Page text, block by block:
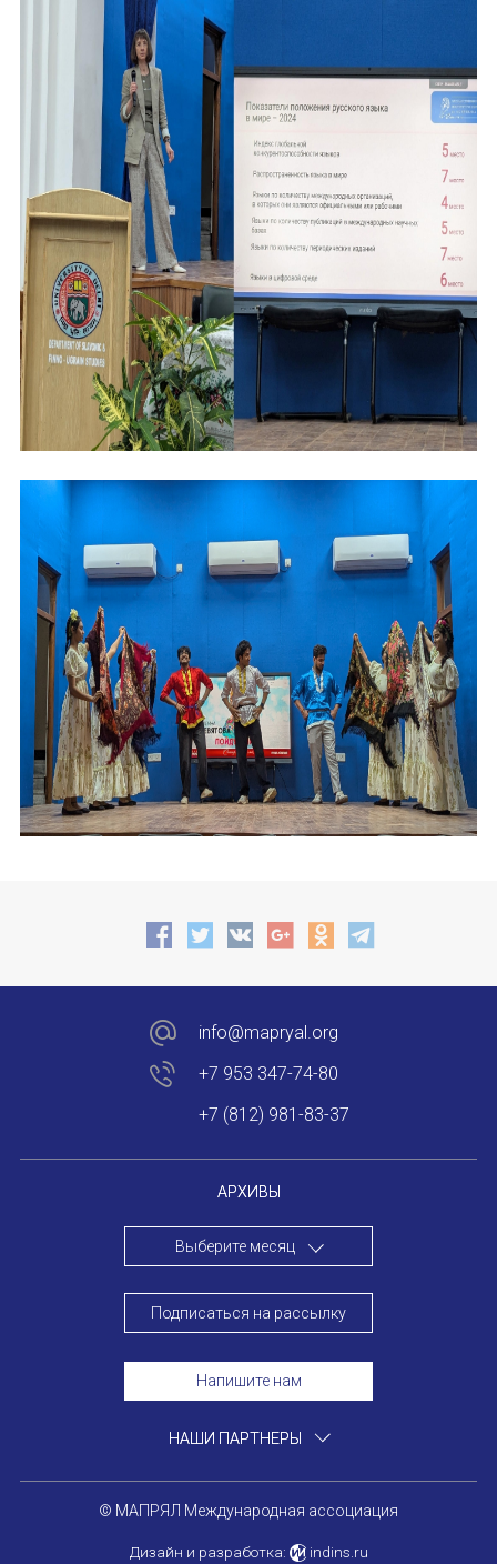
АРХИВЫ
Выберите месяц
Подписаться на рассылку
Напишите нам
info@mapryal.org
+7 953 347-74-80
+7 (812) 981-83-37
НАШИ ПАРТНЕРЫ
© МАПРЯЛ Международная ассоциация
Дизайн и разработка: indins.ru